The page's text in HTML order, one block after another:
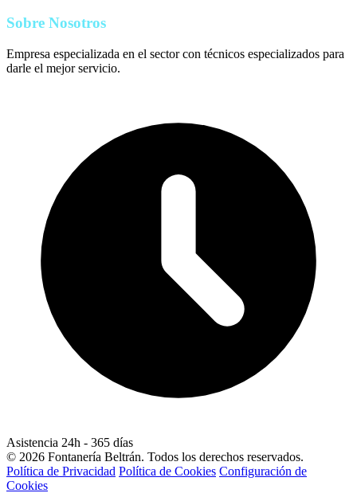
Sobre Nosotros
Empresa especializada en el sector con técnicos especializados para
darle el mejor servicio.
Asistencia 24h - 365 días
© 2026 Fontanería Beltrán. Todos los derechos reservados.
Política de Privacidad Política de Cookies Configuración de
Cookies